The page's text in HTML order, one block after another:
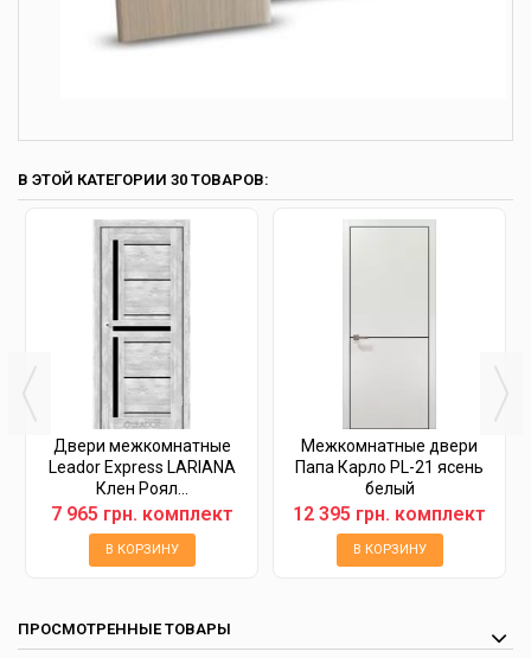
В ЭТОЙ КАТЕГОРИИ 30 ТОВАРОВ:
Двери межкомнатные
Leador Express LARIANA
Клен Роял...
7 965 грн. комплект
В КОРЗИНУ
Межкомнатные двери
Папа Карло PL-21 ясень
белый
12 395 грн. комплект
В КОРЗИНУ
ПРОСМОТРЕННЫЕ ТОВАРЫ